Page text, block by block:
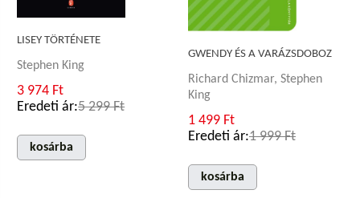
LISEY TÖRTÉNETE
Stephen King
3 974 Ft
Eredeti ár:5 299 Ft
kosárba
GWENDY ÉS A VARÁZSDOBOZ
Richard Chizmar, Stephen
King
1 499 Ft
Eredeti ár:1 999 Ft
kosárba